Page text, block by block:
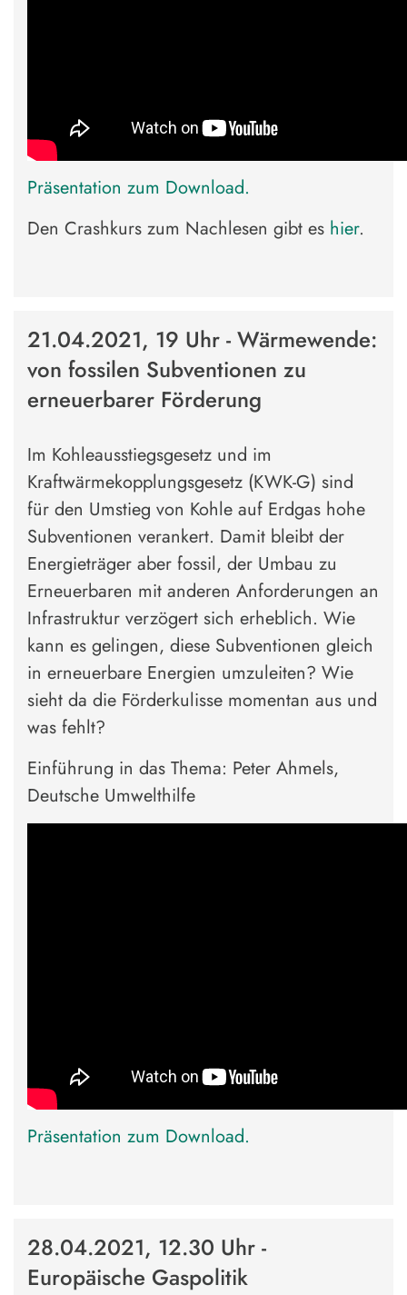
Präsentation zum Download.
Den Crashkurs zum Nachlesen gibt es hier.
21.04.2021, 19 Uhr - Wärmewende:
von fossilen Subventionen zu
erneuerbarer Förderung
Im Kohleausstiegsgesetz und im
Kraftwärmekopplungsgesetz (KWK-G) sind
für den Umstieg von Kohle auf Erdgas hohe
Subventionen verankert. Damit bleibt der
Energieträger aber fossil, der Umbau zu
Erneuerbaren mit anderen Anforderungen an
Infrastruktur verzögert sich erheblich. Wie
kann es gelingen, diese Subventionen gleich
in erneuerbare Energien umzuleiten? Wie
sieht da die Förderkulisse momentan aus und
was fehlt?
Einführung in das Thema: Peter Ahmels,
Deutsche Umwelthilfe
Präsentation zum Download.
28.04.2021, 12.30 Uhr -
Europäische Gaspolitik